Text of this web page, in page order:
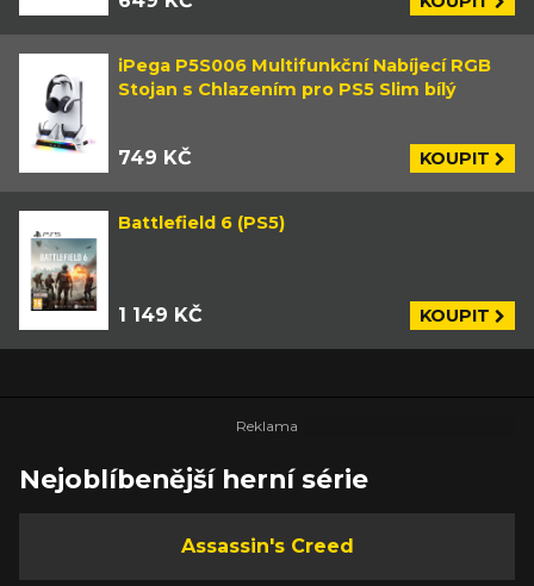
iPega P5S006 Multifunkční Nabíjecí RGB
Stojan s Chlazením pro PS5 Slim bílý
749 KČ KOUPIT
Battlefield 6 (PS5)
1 149 KČ KOUPIT
Nejoblíbenější herní série
Assassin's Creed